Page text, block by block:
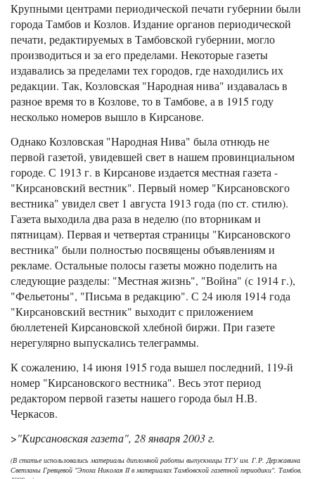
Крупными центрами периодической печати губернии были
города Тамбов и Козлов. Издание органов периодической
печати, редактируемых в Тамбовской губернии, могло
производиться и за его пределами. Некоторые газеты
издавались за пределами тех городов, где находились их
редакции. Так, Козловская "Народная нива" издавалась в
разное время то в Козлове, то в Тамбове, а в 1915 году
несколько номеров вышло в Кирсанове.
Однако Козловская "Народная Нива" была отнюдь не
первой газетой, увидевшей свет в нашем провинциальном
городе. С 1913 г. в Кирсанове издается местная газета -
"Кирсановский вестник". Первый номер "Кирсановского
вестника" увидел свет 1 августа 1913 года (по ст. стилю).
Газета выходила два раза в неделю (по вторникам и
пятницам). Первая и четвертая страницы "Кирсановского
вестника" были полностью посвящены объявлениям и
рекламе. Остальные полосы газеты можно поделить на
следующие разделы: "Местная жизнь", "Война" (с 1914 г.),
"Фельетоны", "Письма в редакцию". С 24 июля 1914 года
"Кирсановский вестник" выходит с приложением
бюллетеней Кирсановской хлебной биржи. При газете
нерегулярно выпускались телеграммы.
К сожалению, 14 июня 1915 года вышел последний, 119-й
номер "Кирсановского вестника". Весь этот период
редактором первой газеты нашего города был Н.В.
Черкасов.
>"Кирсановская газета", 28 января 2003 г.
(В статье использовались материалы дипломной работы выпускницы ТГУ им. Г.Р. Державина
Светланы Гревцевой "Эпоха Николая II в материалах Тамбовской газетной периодики". Тамбов,